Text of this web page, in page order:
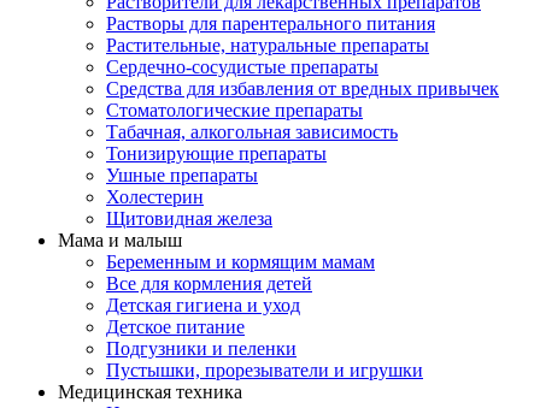
Растворы для парентерального питания
Растительные, натуральные препараты
Сердечно-сосудистые препараты
Средства для избавления от вредных привычек
Стоматологические препараты
Табачная, алкогольная зависимость
Тонизирующие препараты
Ушные препараты
Холестерин
Щитовидная железа
Мама и малыш
Беременным и кормящим мамам
Все для кормления детей
Детская гигиена и уход
Детское питание
Подгузники и пеленки
Пустышки, прорезыватели и игрушки
Медицинская техника